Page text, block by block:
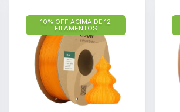
10% OFF ACIMA DE 12
FILAMENTOS